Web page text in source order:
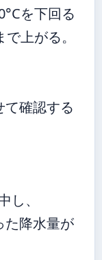
を下回る
上がる。
て確認する
し、
た降水量が